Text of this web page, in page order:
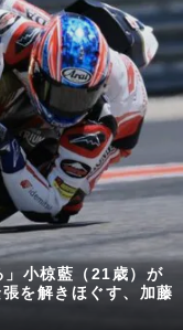
」小椋藍（21歳）が
を解きほぐす、加藤